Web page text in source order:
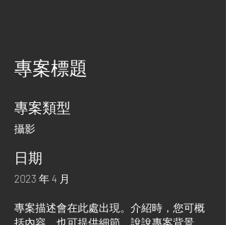
專案標題
專案類型
攝影
日期
2023 年 4 月
專案描述會在此處出現。介紹時，您可概
括內容，也可提供細節，說說專案背景、